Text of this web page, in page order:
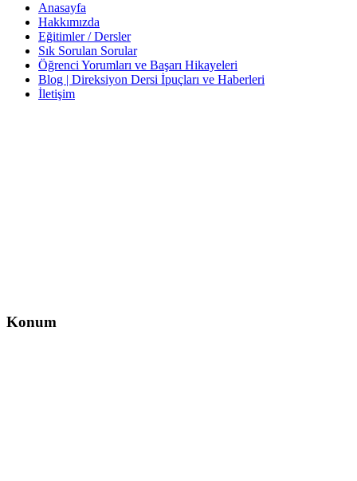
Anasayfa
Hakkımızda
Eğitimler / Dersler
Sık Sorulan Sorular
Öğrenci Yorumları ve Başarı Hikayeleri
Blog | Direksiyon Dersi İpuçları ve Haberleri
İletişim
Konum